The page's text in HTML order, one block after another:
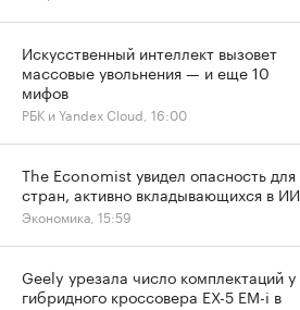
Искусственный интеллект вызовет
массовые увольнения — и еще 10
мифов
РБК и Yandex Cloud, 16:00
The Economist увидел опасность для
стран, активно вкладывающихся в ИИ
Экономика, 15:59
Geely урезала число комплектаций у
гибридного кроссовера EX-5 EM-i в